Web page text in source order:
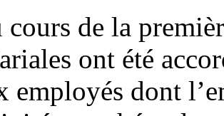
cours de la
ont été
employés dont